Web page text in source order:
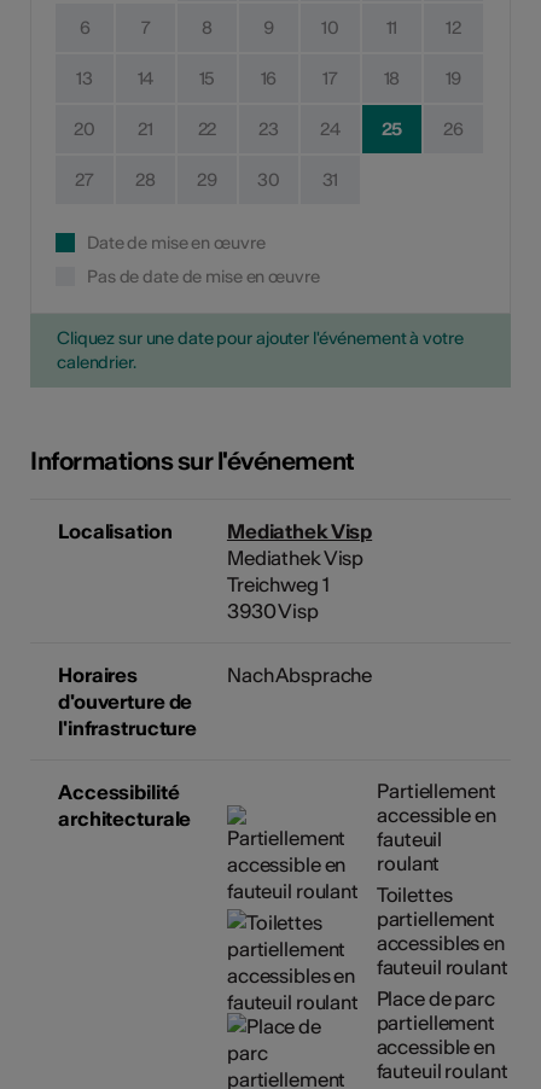
6 7 8 9 10 11 12
13 14 15 16 17 18 19
20 21 22 23 24 25 26
27 28 29 30 31
Date de mise en œuvre
Pas de date de mise en œuvre
Cliquez sur une date pour ajouter l'événement à votre
calendrier.
Informations sur l'événement
Localisation
Mediathek Visp
Mediathek Visp
Treichweg 1
3930 Visp
Horaires
d'ouverture de
l'infrastructure
Nach Absprache
Accessibilité
architecturale
Partiellement
accessible en
fauteuil
roulant
Toilettes
partiellement
accessibles en
fauteuil roulant
Place de parc
partiellement
accessible en
fauteuil roulant